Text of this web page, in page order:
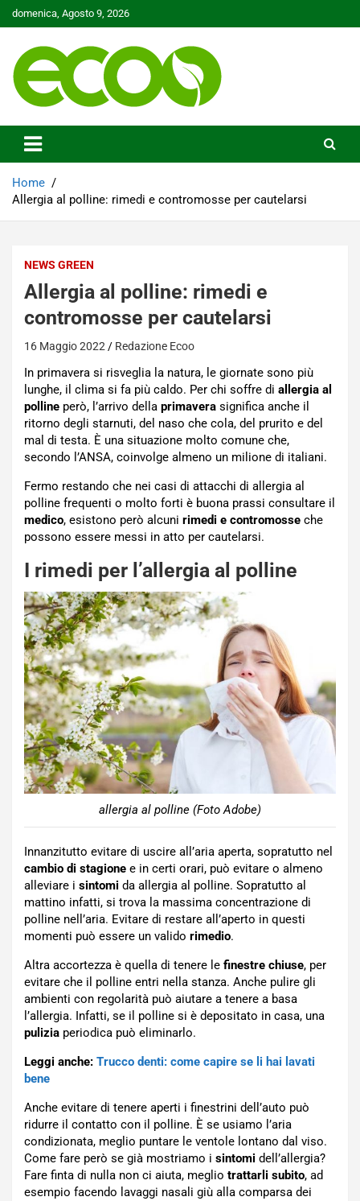
Skip
to
domenica, Agosto 9, 2026
Ecoo.it
Home
Allergia al polline: rimedi e contromosse per cautelarsi
NEWS GREEN
Allergia al polline: rimedi e
contromosse per cautelarsi
16 Maggio 2022 Redazione Ecoo
In primavera si risveglia la natura, le giornate sono più
lunghe, il clima si fa più caldo. Per chi soffre di allergia al
polline però, l’arrivo della primavera significa anche il
ritorno degli starnuti, del naso che cola, del prurito e del
mal di testa. È una situazione molto comune che,
secondo l’ANSA, coinvolge almeno un milione di italiani.
Fermo restando che nei casi di attacchi di allergia al
polline frequenti o molto forti è buona prassi consultare il
medico, esistono però alcuni rimedi e contromosse che
possono essere messi in atto per cautelarsi.
I rimedi per l’allergia al polline
allergia al polline (Foto Adobe)
Innanzitutto evitare di uscire all’aria aperta, sopratutto nel
cambio di stagione e in certi orari, può evitare o almeno
alleviare i sintomi da allergia al polline. Sopratutto al
mattino infatti, si trova la massima concentrazione di
polline nell’aria. Evitare di restare all’aperto in questi
momenti può essere un valido rimedio.
Altra accortezza è quella di tenere le finestre chiuse, per
evitare che il polline entri nella stanza. Anche pulire gli
ambienti con regolarità può aiutare a tenere a basa
l’allergia. Infatti, se il polline si è depositato in casa, una
pulizia periodica può eliminarlo.
Leggi anche: Trucco denti: come capire se li hai lavati
bene
Anche evitare di tenere aperti i finestrini dell’auto può
ridurre il contatto con il polline. È se usiamo l’aria
condizionata, meglio puntare le ventole lontano dal viso.
Come fare però se già mostriamo i sintomi dell’allergia?
Fare finta di nulla non ci aiuta, meglio trattarli subito, ad
esempio facendo lavaggi nasali giù alla comparsa dei